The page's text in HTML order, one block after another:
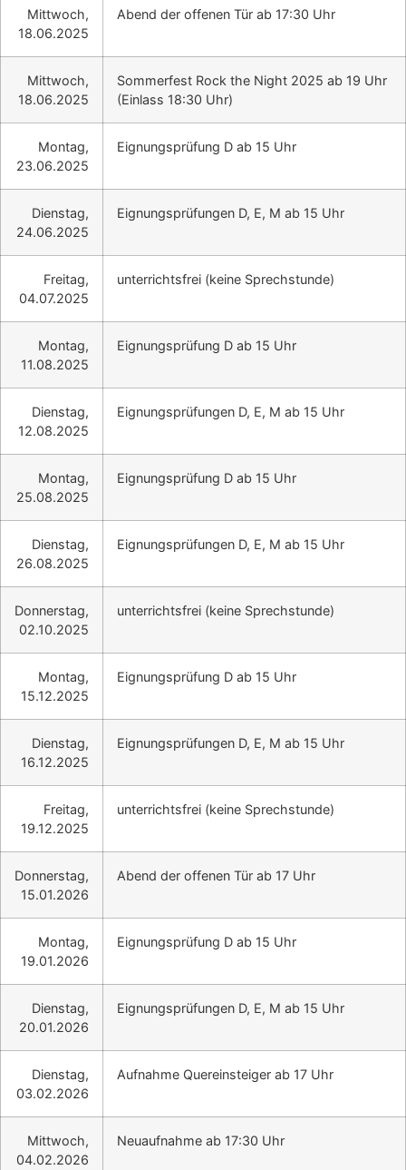
Mittwoch,
18.06.2025
Abend der offenen Tür ab 17:30 Uhr
Mittwoch,
18.06.2025
Sommerfest Rock the Night 2025 ab 19 Uhr
(Einlass 18:30 Uhr)
Montag,
23.06.2025
Eignungsprüfung D ab 15 Uhr
Dienstag,
24.06.2025
Eignungsprüfungen D, E, M ab 15 Uhr
Freitag,
04.07.2025
unterrichtsfrei (keine Sprechstunde)
Montag,
11.08.2025
Eignungsprüfung D ab 15 Uhr
Dienstag,
12.08.2025
Eignungsprüfungen D, E, M ab 15 Uhr
Montag,
25.08.2025
Eignungsprüfung D ab 15 Uhr
Dienstag,
26.08.2025
Eignungsprüfungen D, E, M ab 15 Uhr
Donnerstag,
02.10.2025
unterrichtsfrei (keine Sprechstunde)
Montag,
15.12.2025
Eignungsprüfung D ab 15 Uhr
Dienstag,
16.12.2025
Eignungsprüfungen D, E, M ab 15 Uhr
Freitag,
19.12.2025
unterrichtsfrei (keine Sprechstunde)
Donnerstag,
15.01.2026
Abend der offenen Tür ab 17 Uhr
Montag,
19.01.2026
Eignungsprüfung D ab 15 Uhr
Dienstag,
20.01.2026
Eignungsprüfungen D, E, M ab 15 Uhr
Dienstag,
03.02.2026
Aufnahme Quereinsteiger ab 17 Uhr
Mittwoch,
04.02.2026
Neuaufnahme ab 17:30 Uhr